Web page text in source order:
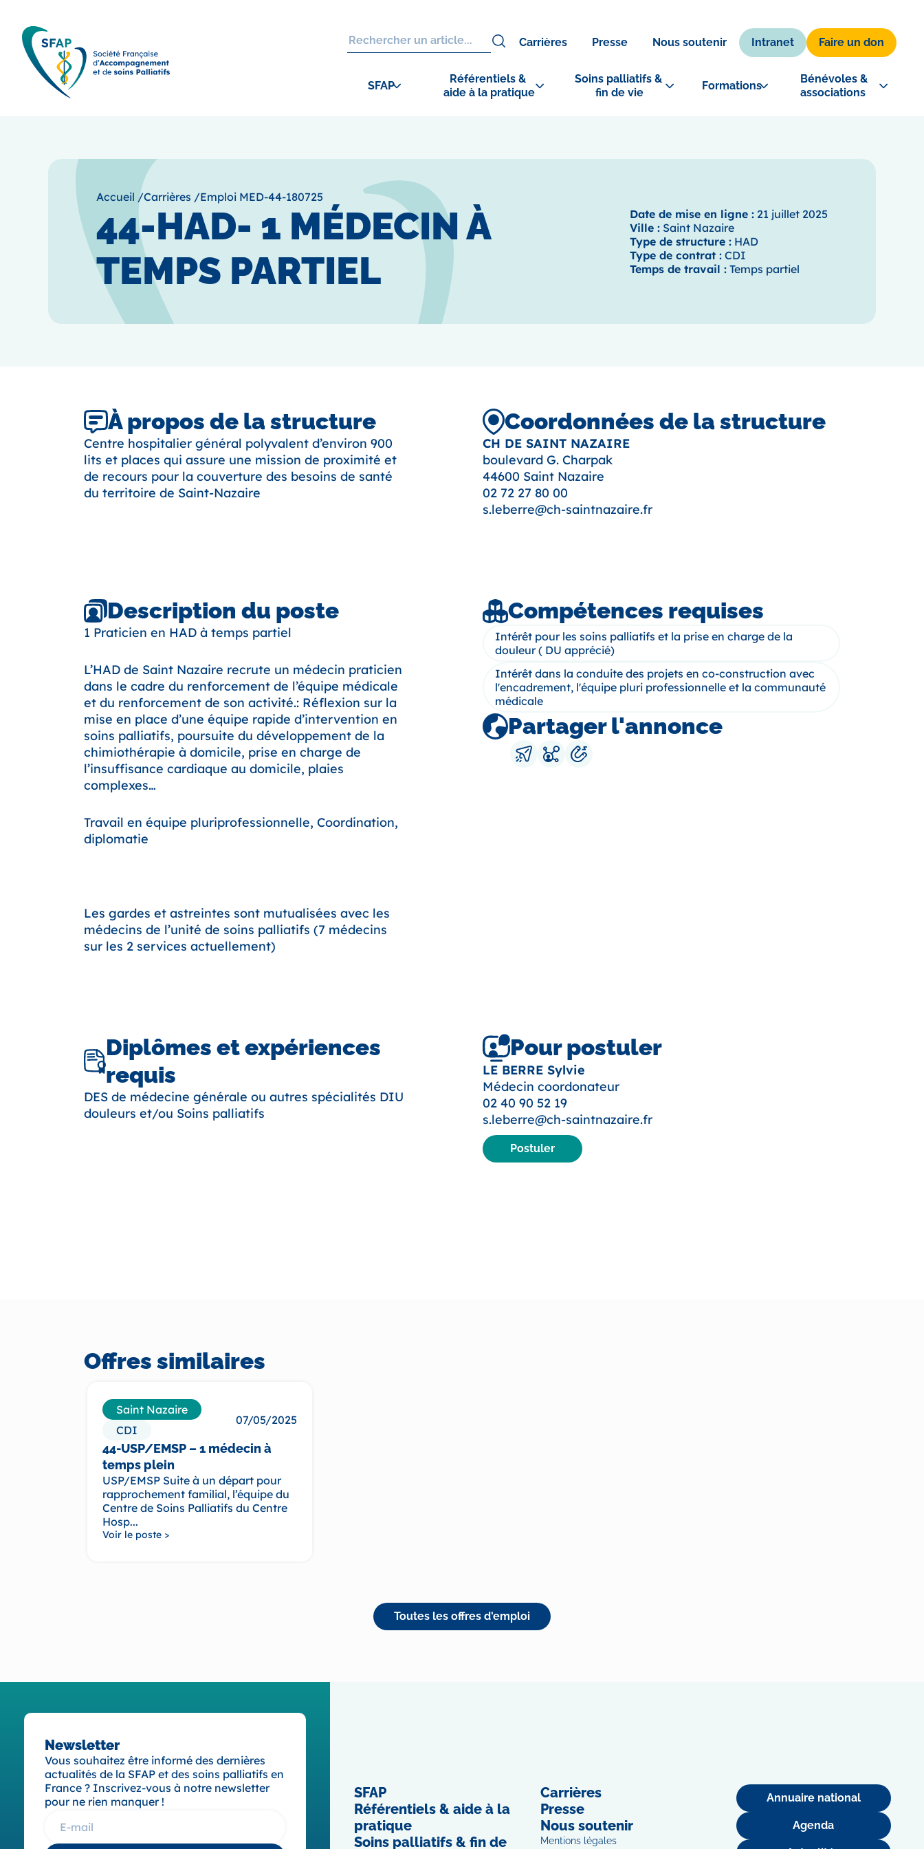
Carrières Presse Nous soutenir Intranet Faire un don
SFAP
Référentiels &
aide à la pratique
Soins palliatifs &
fin de vie
Formations
Bénévoles &
associations
Accueil /Carrières /Emploi MED-44-180725
44-HAD- 1 MÉDECIN À
TEMPS PARTIEL
Date de mise en ligne : 21 juillet 2025
Ville : Saint Nazaire
Type de structure : HAD
Type de contrat : CDI
Temps de travail : Temps partiel
À propos de la structure
Centre hospitalier général polyvalent d’environ 900
lits et places qui assure une mission de proximité et
de recours pour la couverture des besoins de santé
du territoire de Saint-Nazaire
Coordonnées de la structure
CH DE SAINT NAZAIRE
boulevard G. Charpak
44600 Saint Nazaire
02 72 27 80 00
s.leberre@ch-saintnazaire.fr
Description du poste
1 Praticien en HAD à temps partiel
L’HAD de Saint Nazaire recrute un médecin praticien
dans le cadre du renforcement de l’équipe médicale
et du renforcement de son activité.: Réflexion sur la
mise en place d’une équipe rapide d’intervention en
soins palliatifs, poursuite du développement de la
chimiothérapie à domicile, prise en charge de
l’insuffisance cardiaque au domicile, plaies
complexes…
Travail en équipe pluriprofessionnelle, Coordination,
diplomatie
Les gardes et astreintes sont mutualisées avec les
médecins de l’unité de soins palliatifs (7 médecins
sur les 2 services actuellement)
Compétences requises
Intérêt pour les soins palliatifs et la prise en charge de la
douleur ( DU apprécié)
Intérêt dans la conduite des projets en co-construction avec
l'encadrement, l'équipe pluri professionnelle et la communauté
médicale
Partager l'annonce
Diplômes et expériences
requis
DES de médecine générale ou autres spécialités DIU
douleurs et/ou Soins palliatifs
Pour postuler
LE BERRE Sylvie
Médecin coordonateur
02 40 90 52 19
s.leberre@ch-saintnazaire.fr
Postuler
Offres similaires
Saint Nazaire
CDI
07/05/2025
44-USP/EMSP – 1 médecin à
temps plein
USP/EMSP Suite à un départ pour
rapprochement familial, l’équipe du
Centre de Soins Palliatifs du Centre
Hosp...
Voir le poste >
Toutes les offres d'emploi
Newsletter
Vous souhaitez être informé des dernières
actualités de la SFAP et des soins palliatifs en
France ? Inscrivez-vous à notre newsletter
pour ne rien manquer !
SFAP
Référentiels & aide à la
pratique
Soins palliatifs & fin de
Carrières
Presse
Nous soutenir
Mentions légales
Annuaire national
Agenda